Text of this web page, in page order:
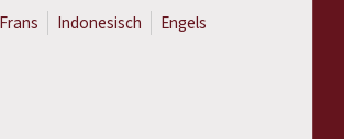
Frans Indonesisch Engels